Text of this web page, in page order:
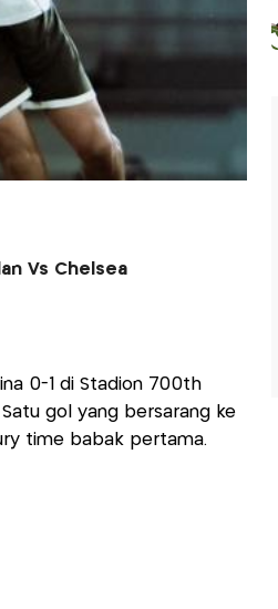
Vs Chelsea
0-1 di Stadion 700th
Satu gol yang bersarang ke
time babak pertama.